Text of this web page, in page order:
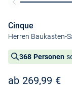
Cinque
Herren Baukasten-
368 Personen
ab 269,99 €